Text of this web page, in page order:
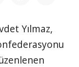
Yılmaz,